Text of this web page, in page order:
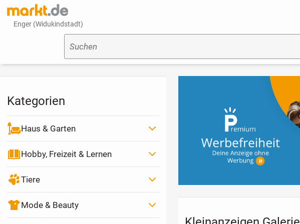
Enger (Widukindstadt)
Suchen
Kategorien
Haus & Garten
Hobby, Freizeit & Lernen
Tiere
Mode & Beauty